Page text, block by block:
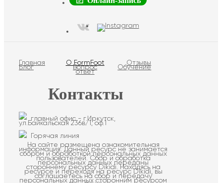
Главная О FormFoot Отзывы
Блог Вопрос
ответ
Обучение
Контакты
главный офис - г.Иркутск,
ул.Байкальская 236в/1, оф.1
Горячая линия
На сайте размещена ознакомительная
информация. Данный ресурс не занимается
сбором и обработкой персональных данных
пользователей. Сбор и обработка
персональных данных переданы
стороннему ресурсу Dikidi. Находясь на
ресурсе и переходя на ресурс Dikidi, вы
соглашаетесь на сбор и передачу
персональных данных сторонним ресурсом